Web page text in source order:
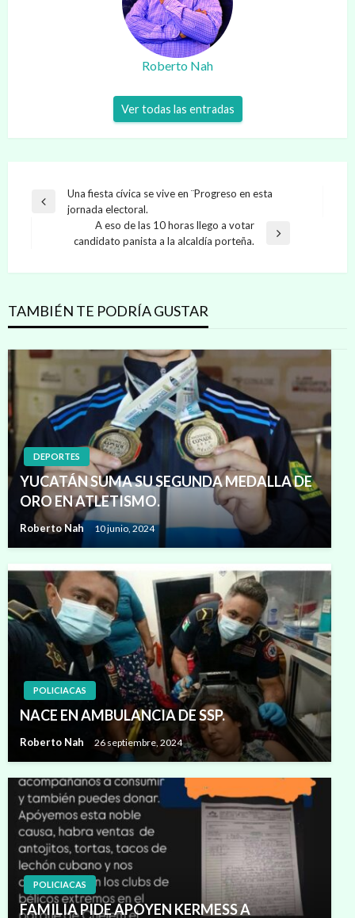
Roberto Nah
Ver todas las entradas
Navegación
entradas
Entrada
Una fiesta cívica se vive en ¨Progreso en esta
jornada electoral.
Entrada
A eso de las 10 horas llego a votar
candidato panista a la alcaldía porteña.
TAMBIÉN TE PODRÍA GUSTAR
DEPORTES
YUCATÁN SUMA SU SEGUNDA MEDALLA DE
ORO EN ATLETISMO.
Roberto Nah 10 junio, 2024
POLICIACAS
NACE EN AMBULANCIA DE SSP.
Roberto Nah 26 septiembre, 2024
POLICIACAS
FAMILIA PIDE APOYEN KERMESS A